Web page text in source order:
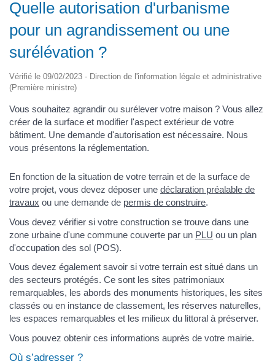
Quelle autorisation d'urbanisme
pour un agrandissement ou une
surélévation ?
Vérifié le 09/02/2023 - Direction de l'information légale et administrative
(Première ministre)
Vous souhaitez agrandir ou surélever votre maison ? Vous allez
créer de la surface et modifier l'aspect extérieur de votre
bâtiment. Une demande d'autorisation est nécessaire. Nous
vous présentons la réglementation.
En fonction de la situation de votre terrain et de la surface de
votre projet, vous devez déposer une déclaration préalable de
travaux ou une demande de permis de construire.
Vous devez vérifier si votre construction se trouve dans une
zone urbaine d'une commune couverte par un PLU ou un plan
d'occupation des sol (POS).
Vous devez également savoir si votre terrain est situé dans un
des secteurs protégés. Ce sont les sites patrimoniaux
remarquables, les abords des monuments historiques, les sites
classés ou en instance de classement, les réserves naturelles,
les espaces remarquables et les milieux du littoral à préserver.
Vous pouvez obtenir ces informations auprès de votre mairie.
Où s’adresser ?